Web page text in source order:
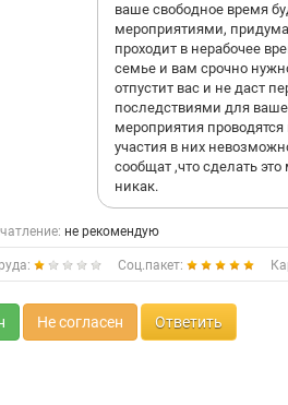
вас могут лишить до
потому что я ушла в
говорила на
заработанной премий
Александровна просто
мне обещали выплатить
увольнения и ...
рублей!!! Ребят 600!
Лешина ,абсолютно
принудить к
не платить мне за
Ребята ,о личной жизни
ждут каждый день , и в
то,что рабочий день с
применить необходимые
безспредела не должно
ваше свободное время
мероприятиями,
проходит в нерабочее
семье и вам срочно
отпустит вас и не даст
последствиями для
мероприятия
участия в них
сообщат ,что сделать
никак.
не рекомендую
Соц.пакет:
Не согласен Ответить